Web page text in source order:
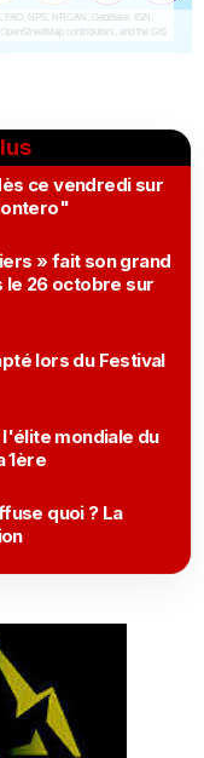
ce vendredi sur
» fait son grand
le 26 octobre sur
lors du Festival
mondiale du
1ère
quoi ? La